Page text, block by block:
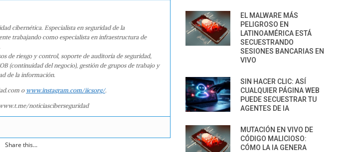
cibernética. Especialista en seguridad de la
trabajando como especialista en infraestructura de
de riesgo y control, soporte de auditoría de seguridad,
(continuidad del negocio), gestión de grupos de trabajo y
de la información.
o www.instagram.com/iicsorg/.
noticiasciberseguridad
Share this...
EL MALWARE MÁS
PELIGROSO EN
LATINOAMÉRICA ESTÁ
SECUESTRANDO
SESIONES BANCARIAS EN
VIVO
SIN HACER CLIC: ASÍ
CUALQUIER PÁGINA WEB
PUEDE SECUESTRAR TU
AGENTES DE IA
MUTACIÓN EN VIVO DE
CÓDIGO MALICIOSO:
CÓMO LA IA GENERA